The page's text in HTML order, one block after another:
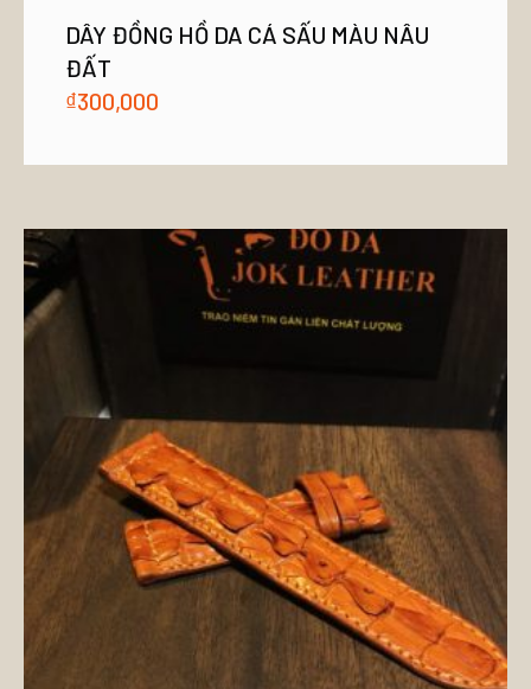
DÂY ĐỒNG HỒ DA CÁ SẤU MÀU NÂU
ĐẤT
₫300,000